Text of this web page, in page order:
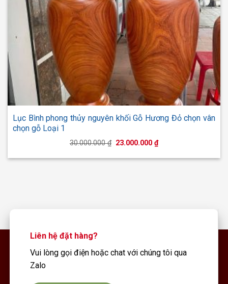
Lục Bình phong thủy nguyên khối Gỗ Hương Đỏ chọn vân
chọn gỗ Loại 1
30.000.000₫ Giá
là:
23.000.000₫Giá
hiện
tại
Liên hệ đặt hàng?
Vui lòng gọi điện hoặc chat với chúng tôi qua
Zalo